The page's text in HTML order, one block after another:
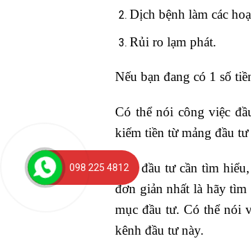
Dịch bệnh làm các
Rủi ro lạm phát.
Nếu bạn đang có 1 số
Có thể nói công việc
kiếm tiền từ mảng đầu
Nhà đầu tư cần tìm
đơn giản nhất là hãy
mục đầu tư. Có thể nói
kênh đầu tư này.
098 225 4812